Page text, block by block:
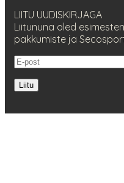
LIITU UUDISKIRJAGA
Liitununa oled
pakkumiste ja
Liitu